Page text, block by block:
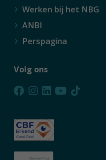
Werken bij het NBG
ANBI
Perspagina
Volg ons